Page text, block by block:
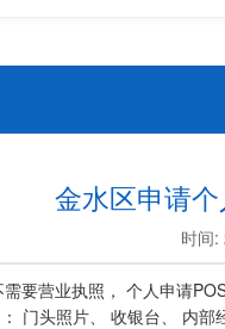
金水区申请
时间:
要营业执照， 个人申请
门头照片、 收银台、 内部